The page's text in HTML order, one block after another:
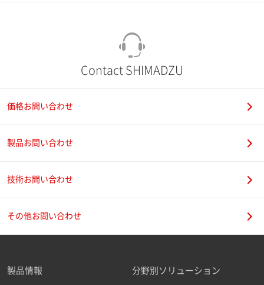
ご勤務先
Contact SHIMADZU
価格お問い合わせ
製品お問い合わせ
技術お問い合わせ
その他お問い合わせ
製品情報 分野別ソリューション